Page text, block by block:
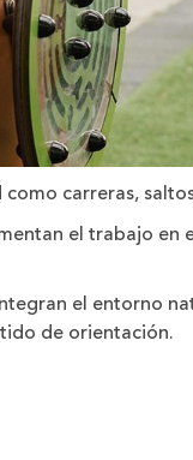
carreras,
el trabajo en
el entorno
de orientación.